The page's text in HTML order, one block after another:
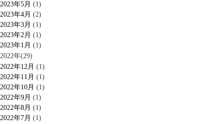
2023年5月 (1)
2023年4月 (2)
2023年3月 (1)
2023年2月 (1)
2023年1月 (1)
2022年(29)
2022年12月 (1)
2022年11月 (1)
2022年10月 (1)
2022年9月 (1)
2022年8月 (1)
2022年7月 (1)